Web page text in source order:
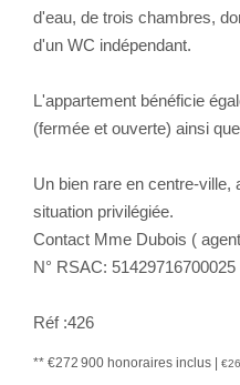
d'eau, de trois chambres,
d'un WC indépendant.
L'appartement bénéficie
(fermée et ouverte) ainsi
Un bien rare en centre-ville,
situation privilégiée.
Contact Mme Dubois (
N° RSAC: 51429716700025
Réf :426
** €272 900 honoraires inclus |